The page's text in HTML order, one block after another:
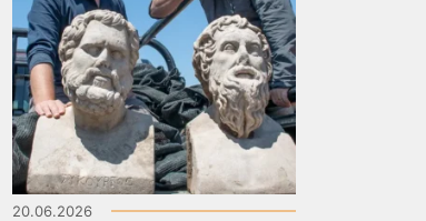
20.06.2026